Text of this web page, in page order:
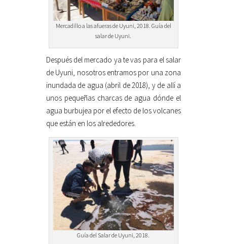
Mercadillo a las afueras de Uyuni, 2018. Guía del
salar de Uyuni.
Después del mercado ya te vas para el salar
de Uyuni, nosotros entramos por una zona
inundada de agua (abril de 2018), y de allí a
unos pequeñas charcas de agua dónde el
agua burbujea por el efecto de los volcanes
que están en los alrededores.
Guía del Salar de Uyuni, 2018.